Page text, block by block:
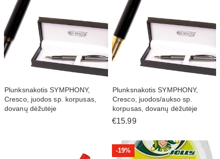
Plunksnakotis SYMPHONY,
Cresco, juodos sp. korpusas,
dovanų dėžutėje
Plunksnakotis SYMPHONY,
Cresco, juodos/aukso sp.
korpusas, dovanų dėžutėje
€15.99
-19%